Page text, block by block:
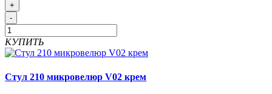
+
-
КУПИТЬ
Стул 210 микровелюр V02 крем